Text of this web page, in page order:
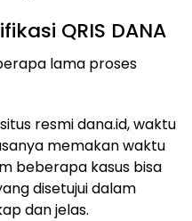
QRIS DANA
lama proses
resmi dana.id, waktu
memakan waktu
beberapa kasus bisa
disetujui dalam
dan jelas.